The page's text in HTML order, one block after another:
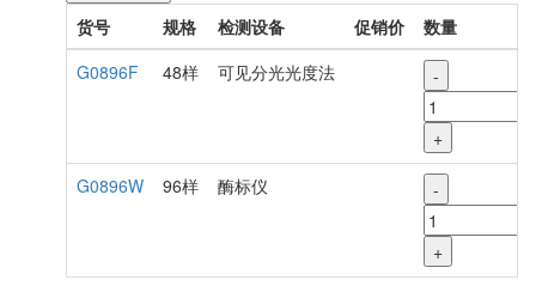
货号
规格 检测设备 促销价
数量
G0896F
48样 可见分光光度法 -
+
G0896W
96样 酶标仪 -
+